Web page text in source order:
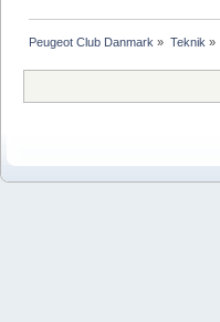
Peugeot Club Danmark » Teknik »